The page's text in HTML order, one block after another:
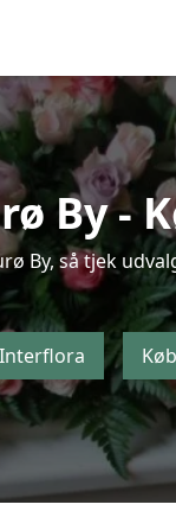
By -
By, så tjek